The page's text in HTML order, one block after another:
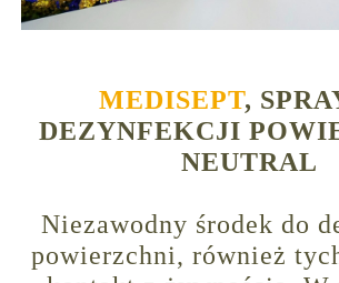
MEDISEPT,
DEZYNFEKCJI
NEUTRAL
Niezawodny środek do
powierzchni, również